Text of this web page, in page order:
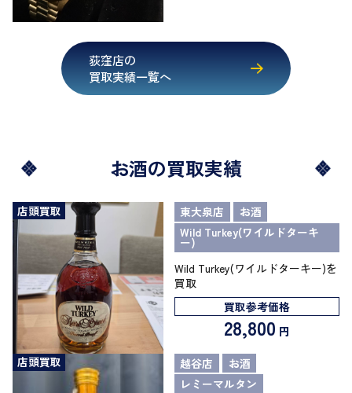
荻窪店の
買取実績一覧へ
お酒の買取実績
店頭買取 東大泉店
お酒
Wild Turkey(ワイルドターキ
ー)
Wild Turkey(ワイルドターキー)を
買取
買取参考価格
28,800 円
店頭買取
越谷店
お酒
レミーマルタン